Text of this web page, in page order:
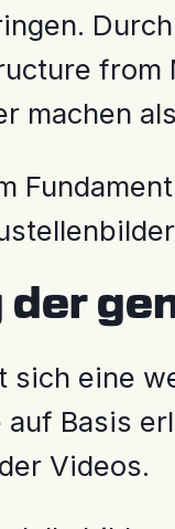
machen
der
sich eine
Basis
Videos.